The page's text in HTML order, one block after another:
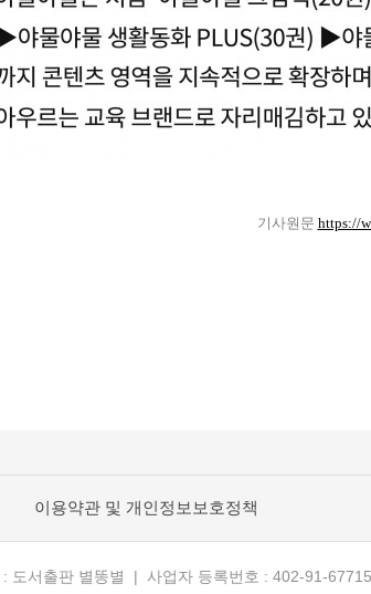
기사원문 https://
이용약관 및 개인정보보호정책
: 도서출판 별똥별 | 사업자 등록번호 : 402-91-